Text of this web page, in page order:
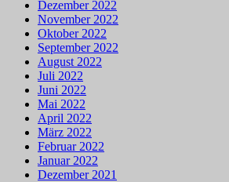
Dezember 2022
November 2022
Oktober 2022
September 2022
August 2022
Juli 2022
Juni 2022
Mai 2022
April 2022
März 2022
Februar 2022
Januar 2022
Dezember 2021